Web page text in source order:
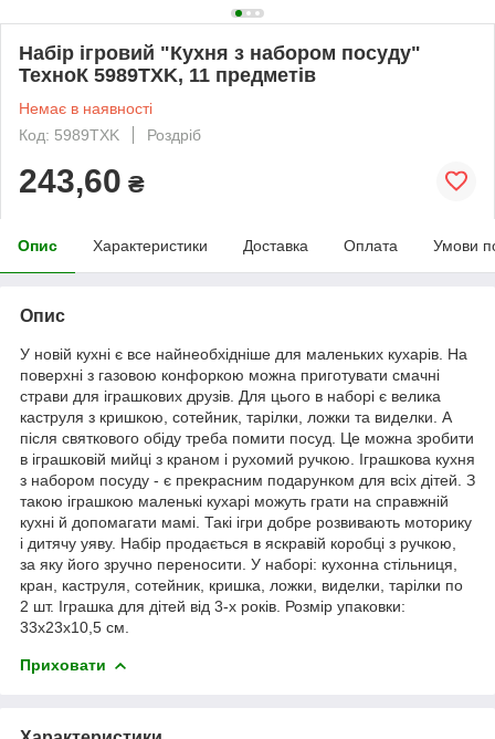
Набір ігровий "Кухня з набором посуду"
ТехноК 5989TXK, 11 предметів
Немає в наявності
Код: 5989TXK
Роздріб
243,60 ₴
Опис Характеристики Доставка Оплата Умови
Опис
У новій кухні є все найнеобхідніше для маленьких кухарів. На
поверхні з газовою конфоркою можна приготувати смачні
страви для іграшкових друзів. Для цього в наборі є велика
каструля з кришкою, сотейник, тарілки, ложки та виделки. А
після святкового обіду треба помити посуд. Це можна зробити
в іграшковій мийці з краном і рухомий ручкою. Іграшкова кухня
з набором посуду - є прекрасним подарунком для всіх дітей. З
такою іграшкою маленькі кухарі можуть грати на справжній
кухні й допомагати мамі. Такі ігри добре розвивають моторику
і дитячу уяву. Набір продається в яскравій коробці з ручкою,
за яку його зручно переносити. У наборі: кухонна стільниця,
кран, каструля, сотейник, кришка, ложки, виделки, тарілки по
2 шт. Іграшка для дітей від 3-х років. Розмір упаковки:
33х23х10,5 см.
Приховати